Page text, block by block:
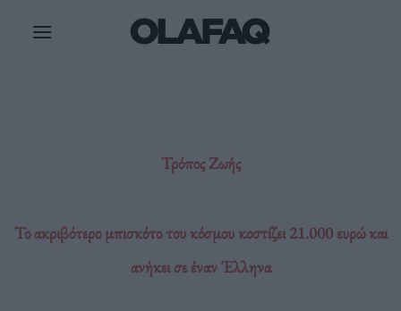
Τρόπος Ζωής
Το ακριβότερο μπισκότο του κόσμου κοστίζει 21.000 ευρώ και
ανήκει σε έναν Έλληνα